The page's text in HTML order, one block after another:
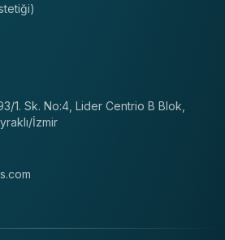
1. Sk. No:4, Lider Centrio B Blok,
/İzmir